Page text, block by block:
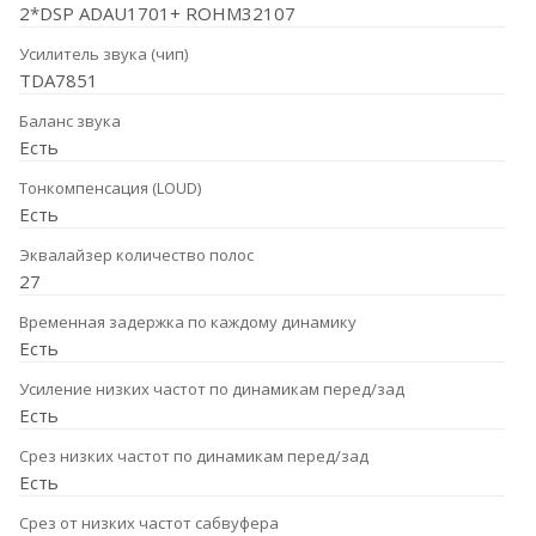
2*DSP ADAU1701+ ROHM32107
Усилитель звука (чип)
TDA7851
Баланс звука
Есть
Тонкомпенсация (LOUD)
Есть
Эквалайзер количество полос
27
Временная задержка по каждому динамику
Есть
Усиление низких частот по динамикам перед/зад
Есть
Срез низких частот по динамикам перед/зад
Есть
Срез от низких частот сабвуфера